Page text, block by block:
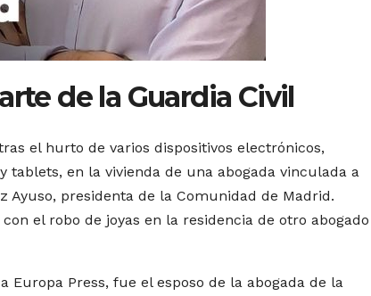
de la Guardia Civil
el hurto de varios dispositivos electrónicos,
en la vivienda de una abogada vinculada a
Ayuso, presidenta de la Comunidad de Madrid.
el robo de joyas en la residencia de otro abogado
Press, fue el esposo de la abogada de la